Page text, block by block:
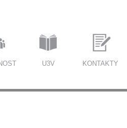
U3V KONTAKTY